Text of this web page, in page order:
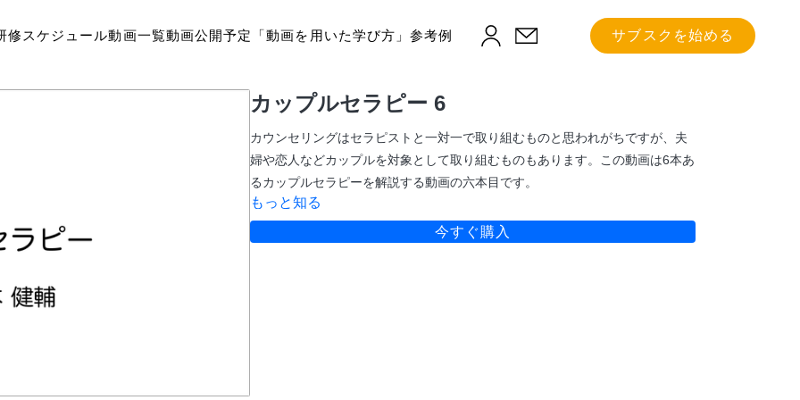
修スケジュール動画一覧動画公開予定 「動画を用いた学び方」参考例 サブスクを始める
カップルセラピー 6
カウンセリングはセラピストと一対一で取り組むものと思われがちですが、夫
婦や恋人などカップルを対象として取り組むものもあります。この動画は6本あ
るカップルセラピーを解説する動画の六本目です。
もっと知る
今すぐ購入